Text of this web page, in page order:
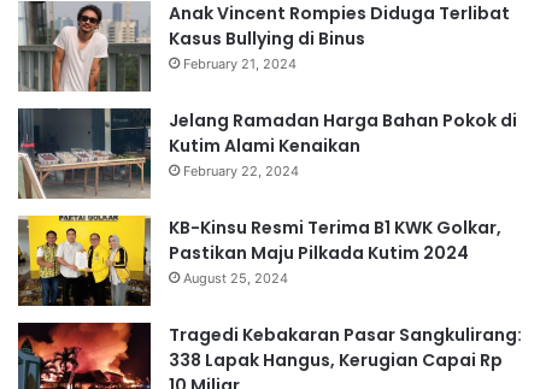
Anak Vincent Rompies Diduga Terlibat
Kasus Bullying di Binus
February 21, 2024
Jelang Ramadan Harga Bahan Pokok di
Kutim Alami Kenaikan
February 22, 2024
KB-Kinsu Resmi Terima B1 KWK Golkar,
Pastikan Maju Pilkada Kutim 2024
August 25, 2024
Tragedi Kebakaran Pasar Sangkulirang:
338 Lapak Hangus, Kerugian Capai Rp